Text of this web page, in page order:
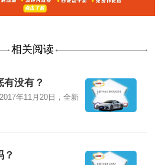
相关阅读
有没有？
年11月20日，全新
？